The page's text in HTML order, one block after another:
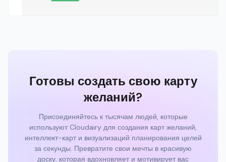
Готовы создать свою карту
желаний?
Присоединяйтесь к тысячам людей, которые
используют Cloudairy для создания карт желаний,
интеллект-карт и визуализаций планирования целей
за секунды. Превратите свои мечты в красивую
доску, которая вдохновляет и мотивирует вас